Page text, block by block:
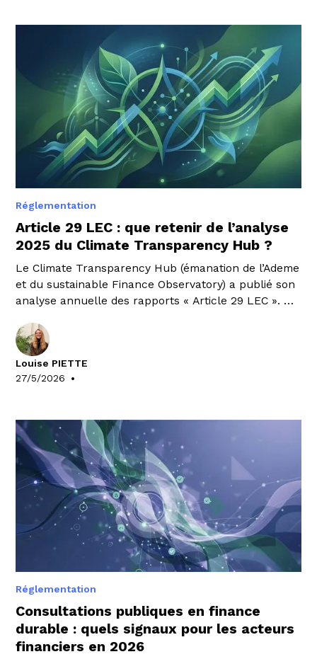
Réglementation
Article 29 LEC : que retenir de l’analyse
2025 du Climate Transparency Hub ?
Le Climate Transparency Hub (émanation de l’Ademe
et du sustainable Finance Observatory) a publié son
analyse annuelle des rapports « Article 29 LEC ». Un
Expertise de WeeFin a étudié en détail pour en tirer
les principaux enseignements à retenir.
Louise PIETTE
27/5/2026
•
Réglementation
Consultations publiques en finance
durable : quels signaux pour les acteurs
financiers en 2026